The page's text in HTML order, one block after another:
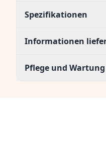
Spezifikationen
Informationen
Pflege und